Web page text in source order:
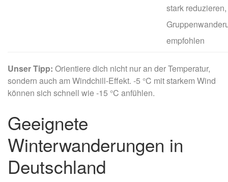
stark reduzieren,
empfohlen
Unser Tipp: Orientiere dich nicht nur an der Temperatur,
sondern auch am Windchill-Effekt. -5 °C mit starkem Wind
können sich schnell wie -15 °C anfühlen.
Geeignete
Winterwanderungen in
Deutschland